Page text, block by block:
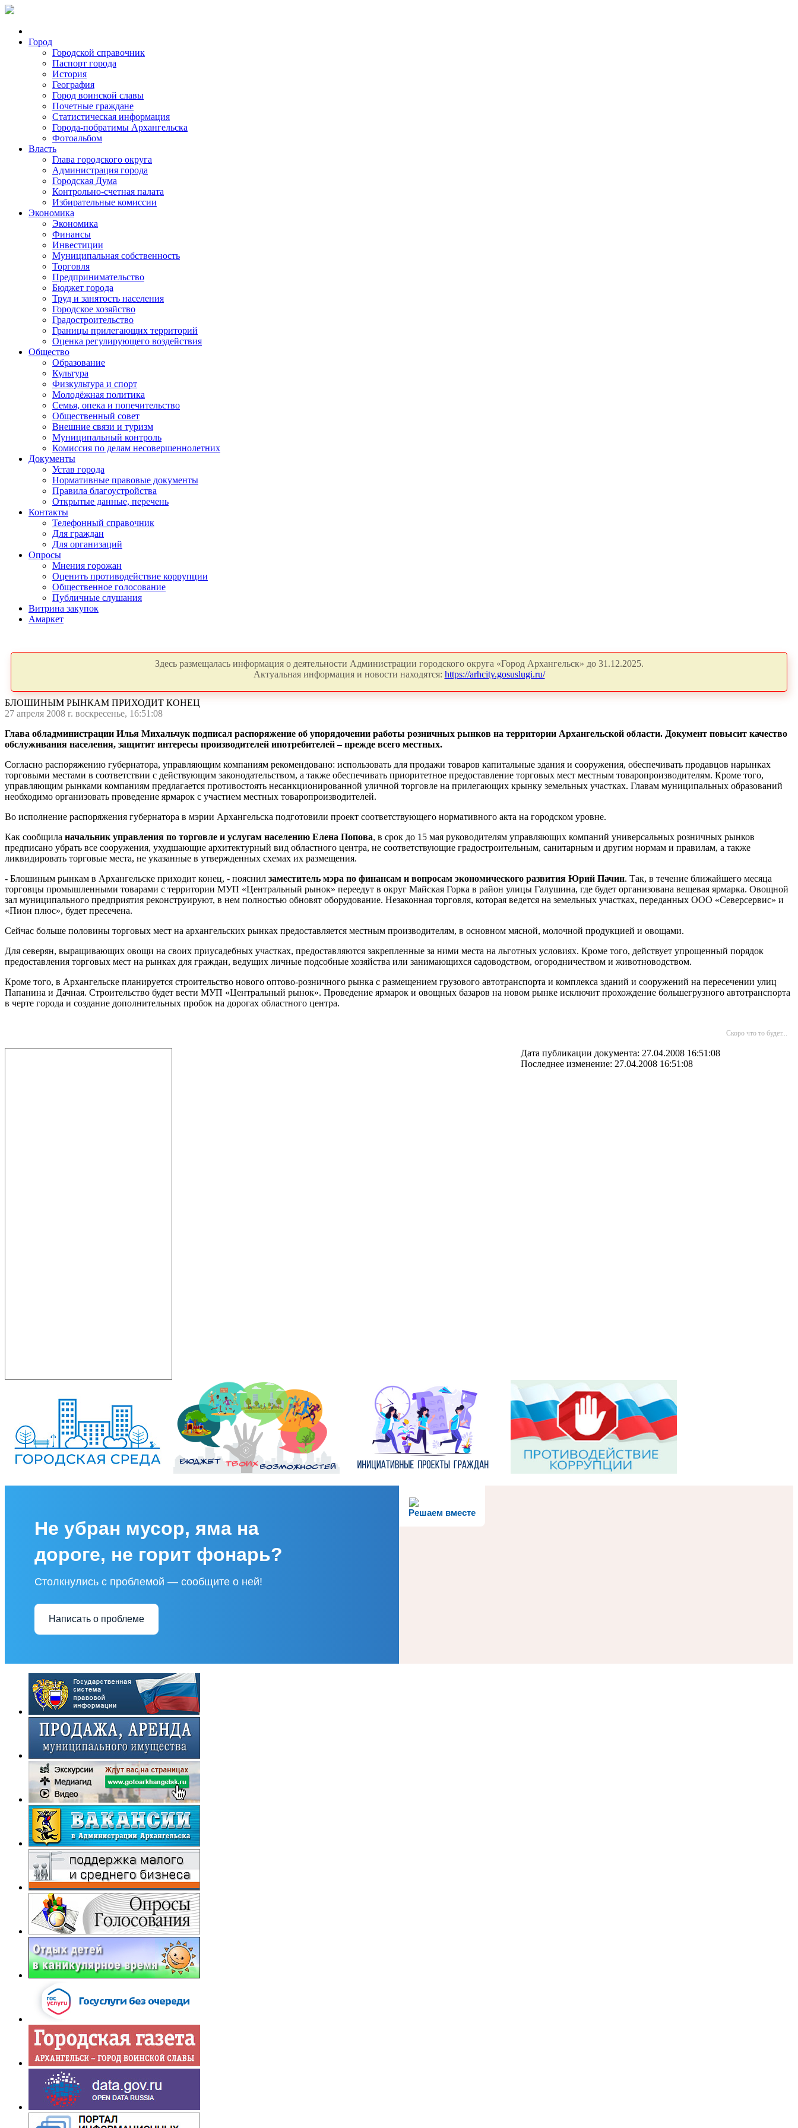
Город
Городской справочник
Паспорт города
История
География
Город воинской славы
Почетные граждане
Статистическая информация
Города-побратимы Архангельска
Фотоальбом
Власть
Глава городского округа
Администрация города
Городская Дума
Контрольно-счетная палата
Избирательные комиссии
Экономика
Экономика
Финансы
Инвестиции
Муниципальная собственность
Торговля
Предпринимательство
Бюджет города
Труд и занятость населения
Городское хозяйство
Градостроительство
Границы прилегающих территорий
Оценка регулирующего воздействия
Общество
Образование
Культура
Физкультура и спорт
Молодёжная политика
Семья, опека и попечительство
Общественный совет
Внешние связи и туризм
Муниципальный контроль
Комиссия по делам несовершеннолетних
Документы
Устав города
Нормативные правовые документы
Правила благоустройства
Открытые данные, перечень
Контакты
Телефонный справочник
Для граждан
Для организаций
Опросы
Мнения горожан
Оценить противодействие коррупции
Общественное голосование
Публичные слушания
Витрина закупок
Амаркет
Здесь размещалась информация о деятельности Администрации городского округа «Город Архангельск» до 31.12.2025.
Актуальная информация и новости находятся: https://arhcity.gosuslugi.ru/
БЛОШИНЫМ РЫНКАМ ПРИХОДИТ КОНЕЦ
27 апреля 2008 г. воскресенье, 16:51:08
Глава обладминистрации Илья Михальчук подписал распоряжение об упорядочении работы розничных рынков на территории Архангельской области. Документ повысит качество
обслуживания населения, защитит интересы производителей ипотребителей – прежде всего местных.
Согласно распоряжению губернатора, управляющим компаниям рекомендовано: использовать для продажи товаров капитальные здания и сооружения, обеспечивать продавцов нарынках
торговыми местами в соответствии с действующим законодательством, а также обеспечивать приоритетное предоставление торговых мест местным товаропроизводителям. Кроме того,
управляющим рынками компаниям предлагается противостоять несанкционированной уличной торговле на прилегающих крынку земельных участках. Главам муниципальных образований
необходимо организовать проведение ярмарок с участием местных товаропроизводителей.
Во исполнение распоряжения губернатора в мэрии Архангельска подготовили проект соответствующего нормативного акта на городском уровне.
Как сообщила начальник управления по торговле и услугам населению Елена Попова, в срок до 15 мая руководителям управляющих компаний универсальных розничных рынков
предписано убрать все сооружения, ухудшающие архитектурный вид областного центра, не соответствующие градостроительным, санитарным и другим нормам и правилам, а также
ликвидировать торговые места, не указанные в утвержденных схемах их размещения.
- Блошиным рынкам в Архангельске приходит конец, - пояснил заместитель мэра по финансам и вопросам экономического развития Юрий Пачин. Так, в течение ближайшего месяца
торговцы промышленными товарами с территории МУП «Центральный рынок» переедут в округ Майская Горка в район улицы Галушина, где будет организована вещевая ярмарка. Овощной
зал муниципального предприятия реконструируют, в нем полностью обновят оборудование. Незаконная торговля, которая ведется на земельных участках, переданных ООО «Северсервис» и
«Пион плюс», будет пресечена.
Сейчас больше половины торговых мест на архангельских рынках предоставляется местным производителям, в основном мясной, молочной продукцией и овощами.
Для северян, выращивающих овощи на своих приусадебных участках, предоставляются закрепленные за ними места на льготных условиях. Кроме того, действует упрощенный порядок
предоставления торговых мест на рынках для граждан, ведущих личные подсобные хозяйства или занимающихся садоводством, огородничеством и животноводством.
Кроме того, в Архангельске планируется строительство нового оптово-розничного рынка с размещением грузового автотранспорта и комплекса зданий и сооружений на пересечении улиц
Папанина и Дачная. Строительство будет вести МУП «Центральный рынок». Проведение ярмарок и овощных базаров на новом рынке исключит прохождение большегрузного автотранспорта
в черте города и создание дополнительных пробок на дорогах областного центра.
Скоро что то будет...
Дата публикации документа: 27.04.2008 16:51:08
Последнее изменение: 27.04.2008 16:51:08
Решаем вместе
Не убран мусор, яма на
дороге, не горит фонарь?
Столкнулись с проблемой — сообщите о ней!
Написать о проблеме